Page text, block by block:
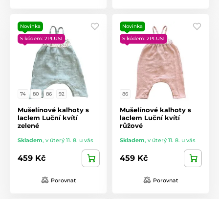
Novinka
S kódem: 2PLUS1
74 80 86 92
Mušelínové kalhoty s
laclem Luční kvítí
zelené
Skladem, v úterý 11. 8. u vás
459 Kč
Porovnat
Novinka
S kódem: 2PLUS1
86
Mušelínové kalhoty s
laclem Luční kvítí
růžové
Skladem, v úterý 11. 8. u vás
459 Kč
Porovnat